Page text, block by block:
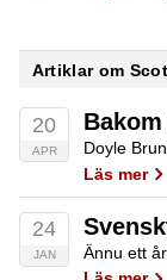
Artiklar om
20
APR
Läs mer
24
JAN